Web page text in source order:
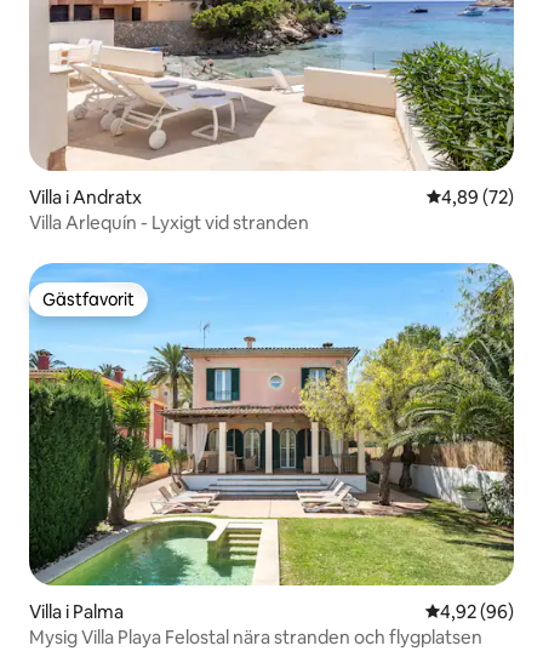
Villa i Andratx 4,89 av 5 i
4,89 (72)
Villa Arlequín - Lyxigt vid stranden
Gästfavorit
Gästfavorit
Villa i Palma 4,92 av 5 i
4,92 (96)
Mysig Villa Playa Felostal nära stranden och flygplatsen